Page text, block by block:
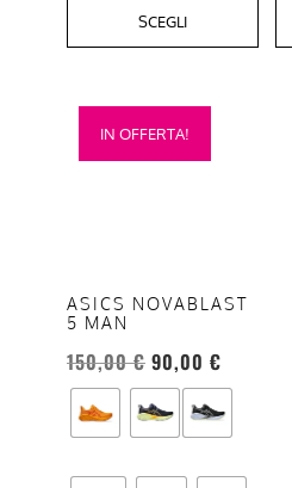
SCEGLI
IN OFFERTA!
ASICS NOVABLAST
5 MAN
150,00€ 90,00 €
Questo
prodotto
opzioni
possono
essere
scelte
nella
del